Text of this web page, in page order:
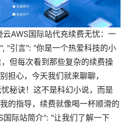
AWS国际站代充续费无忧：一
"引言": "你是一个热爱科技的小
但每次看到那些复杂的续费操
担心，今天我们就来聊聊，
秘诀！这不是科幻小说，而是
的指导，续费就像喝一杯顺滑的
国际站简介": "让我们了解一下